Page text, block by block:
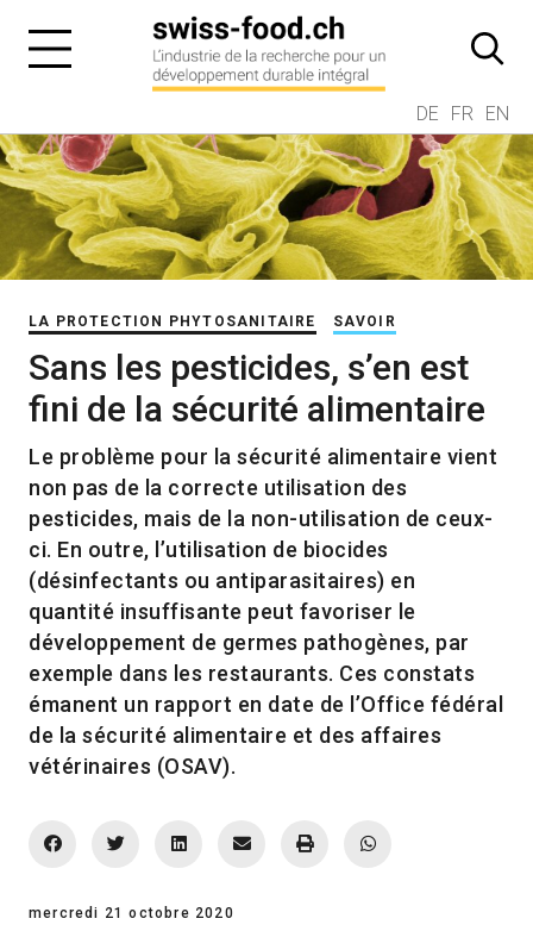
DE FR EN
LA PROTECTION PHYTOSANITAIRE SAVOIR
Sans les pesticides, s’en est
fini de la sécurité alimentaire
Le problème pour la sécurité alimentaire vient
non pas de la correcte utilisation des
pesticides, mais de la non-utilisation de ceux-
ci. En outre, l’utilisation de biocides
(désinfectants ou antiparasitaires) en
quantité insuffisante peut favoriser le
développement de germes pathogènes, par
exemple dans les restaurants. Ces constats
émanent un rapport en date de l’Office fédéral
de la sécurité alimentaire et des affaires
vétérinaires (OSAV).
mercredi 21 octobre 2020